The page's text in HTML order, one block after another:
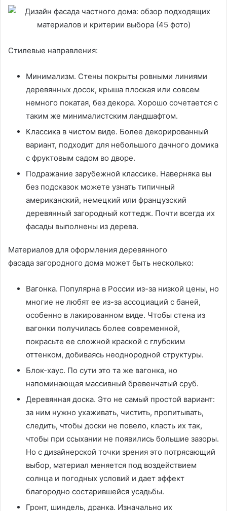
Стилевые направления:
Минимализм. Стены покрыты ровными линиями
деревянных досок, крыша плоская или совсем
немного покатая, без декора. Хорошо сочетается с
таким же минималистским ландшафтом.
Классика в чистом виде. Более декорированный
вариант, подходит для небольшого дачного домика
с фруктовым садом во дворе.
Подражание зарубежной классике. Наверняка вы
без подсказок можете узнать типичный
американский, немецкий или французский
деревянный загородный коттедж. Почти всегда их
фасады выполнены из дерева.
Материалов для оформления деревянного
фасада загородного дома может быть несколько:
Вагонка. Популярна в России из-за низкой цены, но
многие не любят ее из-за ассоциаций с баней,
особенно в лакированном виде. Чтобы стена из
вагонки получилась более современной,
покрасьте ее сложной краской с глубоким
оттенком, добиваясь неоднородной структуры.
Блок-хаус. По сути это та же вагонка, но
напоминающая массивный бревенчатый сруб.
Деревянная доска. Это не самый простой вариант:
за ним нужно ухаживать, чистить, пропитывать,
следить, чтобы доски не повело, класть их так,
чтобы при ссыхании не появились большие зазоры.
Но с дизайнерской точки зрения это потрясающий
выбор, материал меняется под воздействием
солнца и погодных условий и дает эффект
благородно состарившейся усадьбы.
Гронт, шиндель, дранка. Изначально их